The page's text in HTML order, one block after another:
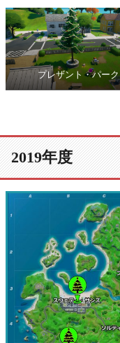
プレザント・パーク
2019年度